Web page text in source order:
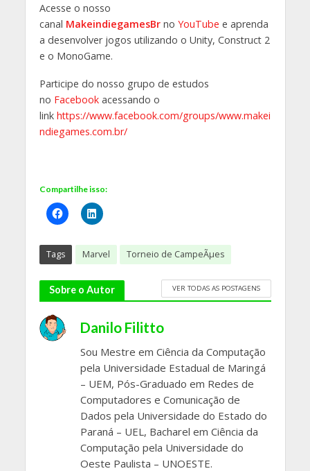
Acesse o nosso
canal MakeindiegamesBr no YouTube e aprenda
a desenvolver jogos utilizando o Unity, Construct 2
e o MonoGame.
Participe do nosso grupo de estudos
no Facebookacessando o
link https://www.facebook.com/groups/www.makei
ndiegames.com.br/
Compartilhe isso:
Tags Marvel Torneio de CampeÃµes
Sobre o Autor VER TODAS AS POSTAGENS
Danilo Filitto
Sou Mestre em Ciência da Computação
pela Universidade Estadual de Maringá
– UEM, Pós-Graduado em Redes de
Computadores e Comunicação de
Dados pela Universidade do Estado do
Paraná – UEL, Bacharel em Ciência da
Computação pela Universidade do
Oeste Paulista – UNOESTE.